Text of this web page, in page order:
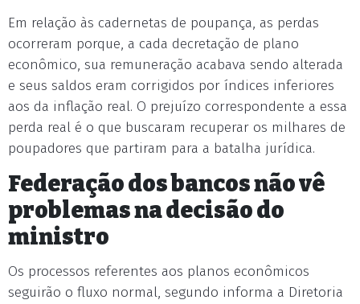
Em relação às cadernetas de poupança, as perdas
ocorreram porque, a cada decretação de plano
econômico, sua remuneração acabava sendo alterada
e seus saldos eram corrigidos por índices inferiores
aos da inflação real. O prejuízo correspondente a essa
perda real é o que buscaram recuperar os milhares de
poupadores que partiram para a batalha jurídica.
Federação dos bancos não vê
problemas na decisão do
ministro
Os processos referentes aos planos econômicos
seguirão o fluxo normal, segundo informa a Diretoria